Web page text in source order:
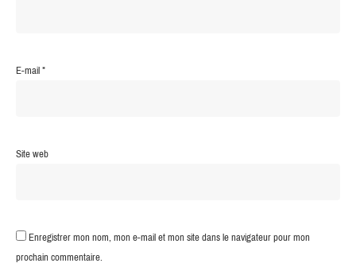
E-mail*
Site web
Enregistrer mon nom, mon e-mail et mon site dans le navigateur pour mon
prochain commentaire.